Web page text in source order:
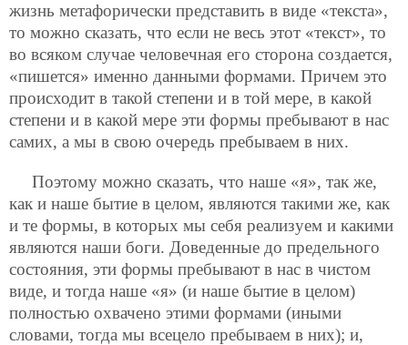
жизнь метафорически представить в виде «текста»,
то можно сказать, что если не весь этот «текст», то
во всяком случае человечная его сторона создается,
«пишется» именно данными формами. Причем это
происходит в такой степени и в той мере, в какой
степени и в какой мере эти формы пребывают в нас
самих, а мы в свою очередь пребываем в них.
Поэтому можно сказать, что наше «я», так же,
как и наше бытие в целом, являются такими же, как
и те формы, в которых мы себя реализуем и какими
являются наши боги. Доведенные до предельного
состояния, эти формы пребывают в нас в чистом
виде, и тогда наше «я» (и наше бытие в целом)
полностью охвачено этими формами (иными
словами, тогда мы всецело пребываем в них); и,